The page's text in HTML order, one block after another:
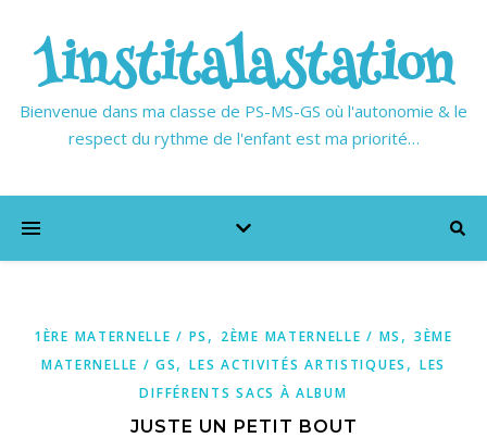
1institalastation
Bienvenue dans ma classe de PS-MS-GS où l'autonomie & le
respect du rythme de l'enfant est ma priorité…
1ÈRE MATERNELLE / PS , 2ÈME MATERNELLE / MS ,3ÈME
MATERNELLE / GS,LES ACTIVITÉS ARTISTIQUES , LES
DIFFÉRENTS SACS À ALBUM
JUSTE UN PETIT BOUT